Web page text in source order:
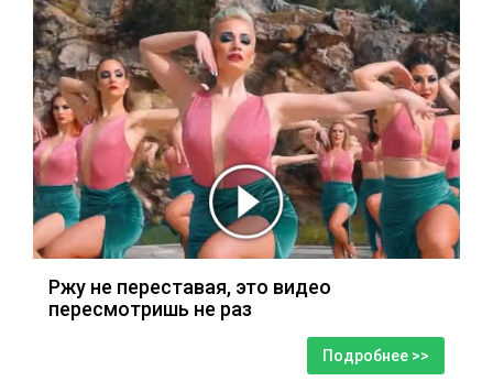
Ржу не переставая, это видео
пересмотришь не раз
Подробнее >>